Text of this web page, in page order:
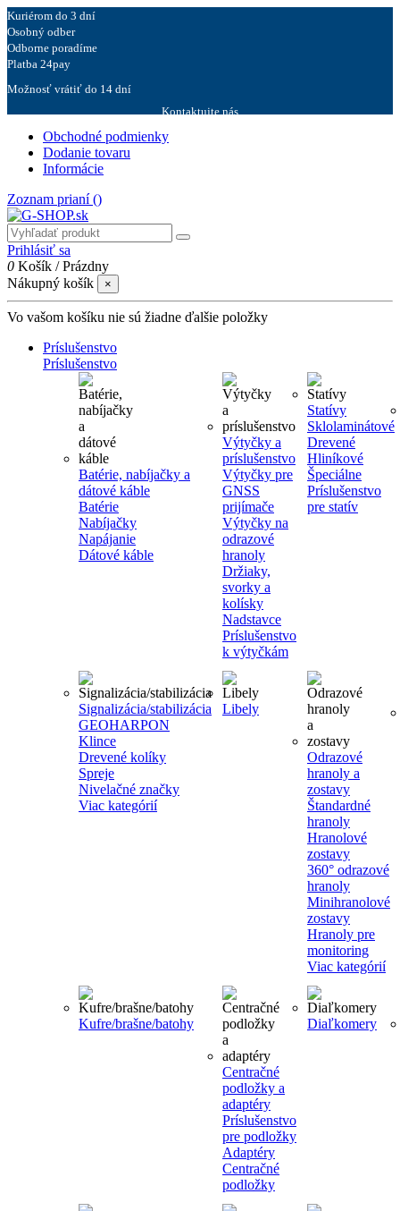
Kuriérom do 3 dní
Osobný odber
Odborne poradíme
Platba 24pay
Možnosť vrátiť do 14 dní
Kontaktujte nás
Obchodné podmienky
Dodanie tovaru
Informácie
Zoznam prianí ()
Prihlásiť sa
0 Košík /Prázdny
Nákupný košík
×
Vo vašom košíku nie sú žiadne ďalšie položky
Príslušenstvo
Príslušenstvo
Batérie, nabíjačky a
dátové káble
Batérie
Nabíjačky
Napájanie
Dátové káble
Výtyčky a
príslušenstvo
Výtyčky pre
GNSS
prijímače
Výtyčky na
odrazové
hranoly
Držiaky,
svorky a
kolísky
Nadstavce
Príslušenstvo
k výtyčkám
Statívy
Sklolaminátové
Drevené
Hliníkové
Špeciálne
Príslušenstvo
pre statív
Signalizácia/stabilizácia
GEOHARPON
Klince
Drevené kolíky
Spreje
Nivelačné značky
Viac kategórií
Libely
Odrazové
hranoly a
zostavy
Štandardné
hranoly
Hranolové
zostavy
360° odrazové
hranoly
Minihranolové
zostavy
Hranoly pre
monitoring
Viac kategórií
Kufre/brašne/batohy
Centračné
podložky a
adaptéry
Príslušenstvo
pre podložky
Adaptéry
Centračné
podložky
Diaľkomery